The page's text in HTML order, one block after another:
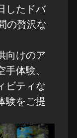
したドバ
の贅沢な
向けのア
体験、
ビティな
験をご提